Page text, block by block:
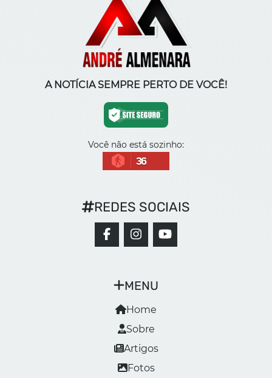
A NOTÍCIA SEMPRE PERTO DE VOCÊ!
Você não está sozinho:
36
MENU
Home
Sobre
Artigos
Fotos
REDES SOCIAIS